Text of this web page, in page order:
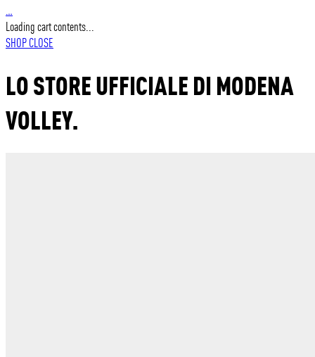
…
Loading cart contents...
SHOPCLOSE
LO STORE UFFICIALE DI MODENA
VOLLEY.